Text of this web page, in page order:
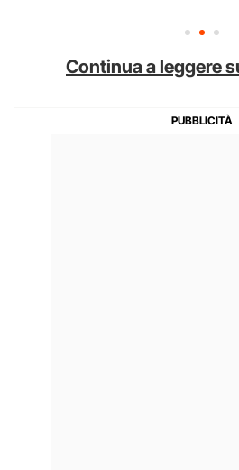
Continua a leggere